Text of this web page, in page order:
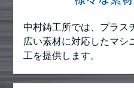
中村鋳工所では、プラス
広い素材に対応したマシ
工を提供します。